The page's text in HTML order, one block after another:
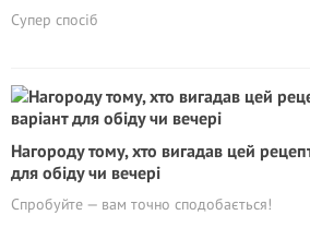
Супер спосіб
Нагороду тому, хто вигадав цей
для обіду чи вечері
Спробуйте — вам точно сподобається!